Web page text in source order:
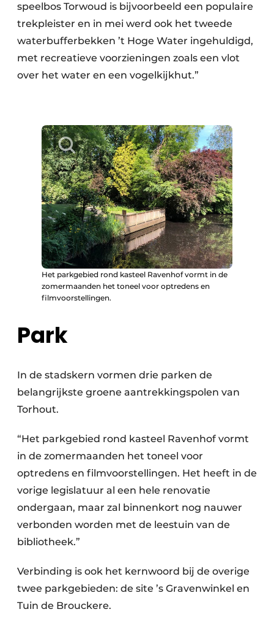
speelbos Torwoud is bijvoorbeeld een populaire
trekpleister en in mei werd ook het tweede
waterbufferbekken ’t Hoge Water ingehuldigd,
met recreatieve voorzieningen zoals een vlot
over het water en een vogelkijkhut.”
Het parkgebied rond kasteel Ravenhof vormt in de
zomermaanden het toneel voor optredens en
filmvoorstellingen.
Park
In de stadskern vormen drie parken de
belangrijkste groene aantrekkingspolen van
Torhout.
“Het parkgebied rond kasteel Ravenhof vormt
in de zomermaanden het toneel voor
optredens en filmvoorstellingen. Het heeft in de
vorige legislatuur al een hele renovatie
ondergaan, maar zal binnenkort nog nauwer
verbonden worden met de leestuin van de
bibliotheek.”
Verbinding is ook het kernwoord bij de overige
twee parkgebieden: de site ’s Gravenwinkel en
Tuin de Brouckere.